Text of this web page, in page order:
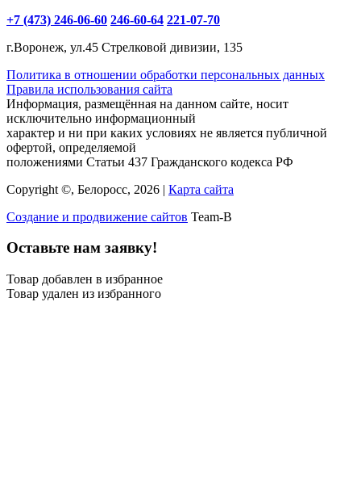
+7 (473) 246-06-60 246-60-64 221-07-70
г.Воронеж, ул.45 Стрелковой дивизии, 135
Политика в отношении обработки персональных данных
Правила использования сайта
Информация, размещённая на данном сайте, носит
исключительно информационный
характер и ни при каких условиях не является публичной
офертой, определяемой
положениями Статьи 437 Гражданского кодекса РФ
Copyright ©, Белоросс, 2026 | Карта сайта
Создание и продвижение сайтов Team-B
Оставьте нам заявку!
Товар добавлен в избранное
Товар удален из избранного